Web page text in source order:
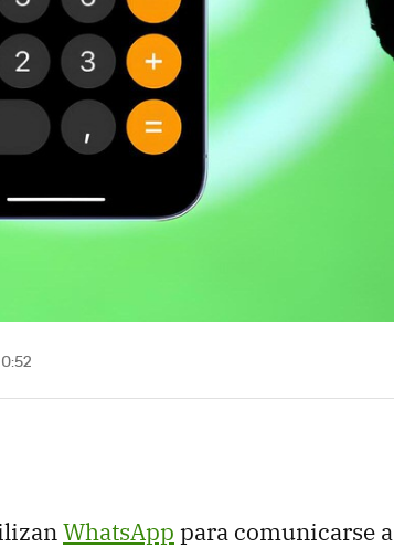
WhatsApp para comunicarse a